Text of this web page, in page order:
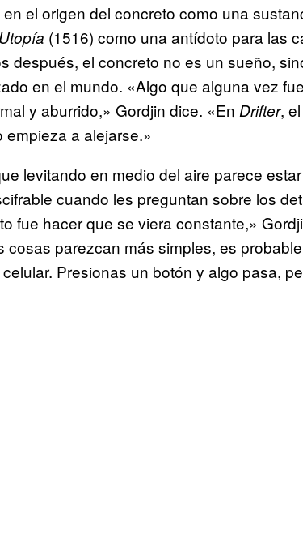
el origen del concreto como una
Utopía (1516) como una antídoto para las
después, el concreto no es un sueño,
en el mundo. «Algo que alguna vez
y aburrido,» Gordjin dice. «En Drifter,
a alejarse.»
levitando en medio del aire parece
cuando les preguntan sobre los
fue hacer que se viera constante,»
cosas parezcan más simples, es
Presionas un botón y algo pasa,